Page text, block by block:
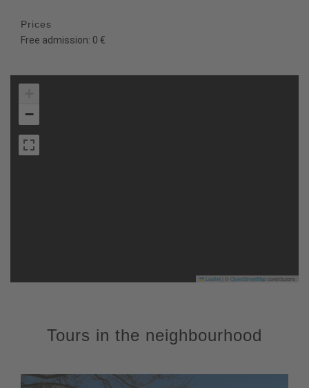
Prices
Free admission: 0 €
−
Leaflet OpenStreetMapcontributors
Tours in the neighbourhood